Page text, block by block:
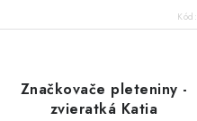
Kód:
Značkovače pleteniny -
zvieratká Katia